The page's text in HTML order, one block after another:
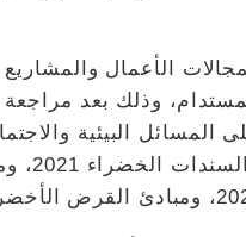
الأعمال والمشاريع